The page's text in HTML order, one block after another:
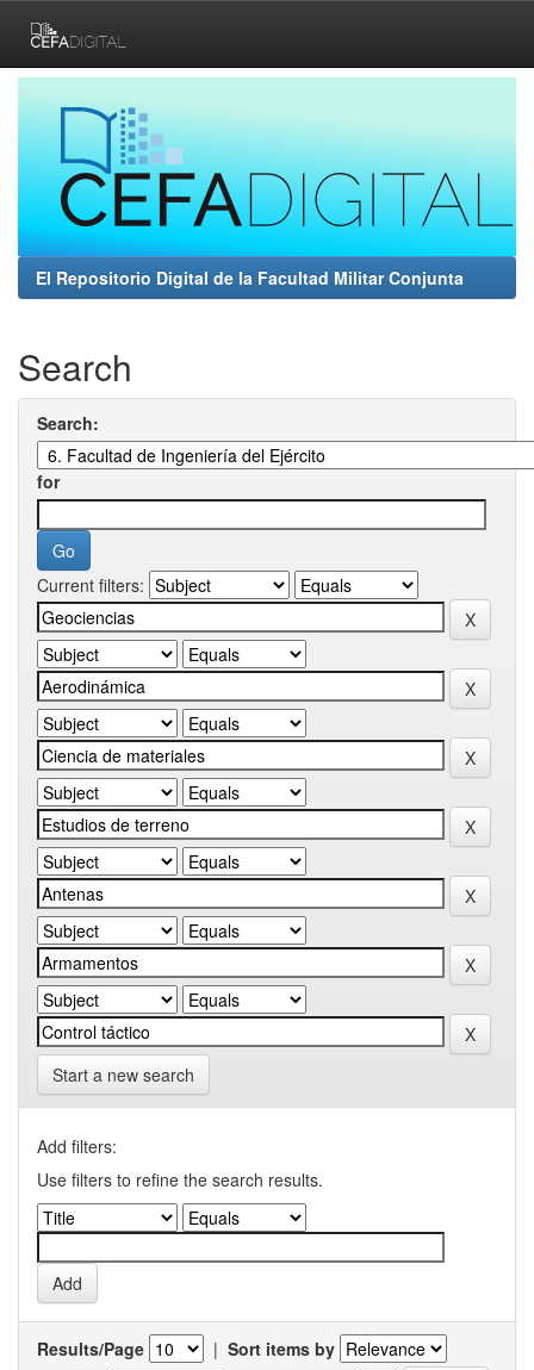
navigation
El Repositorio Digital de la Facultad Militar Conjunta
Search
Search:
for
Current filters:
Start a new search
Add filters:
Use filters to refine the search results.
Results/Page | Sort items by